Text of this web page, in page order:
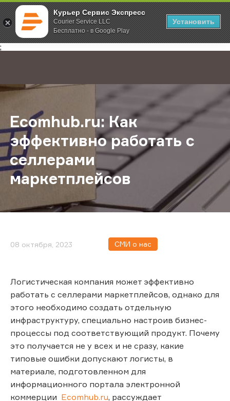
Курьер Сервис Экспресс
Courier Service LLC
Бесплатно - в Google Play
Установить
;
Главная О компании Новости Ecomhub.ru: Как эффективно
Ecomhub.ru: Как
эффективно работать с
селлерами
маркетплейсов
08 октября, 2023 СМИ о нас
Логистическая компания может эффективно
работать с селлерами маркетплейсов, однако для
этого необходимо создать отдельную
инфраструктуру, специально настроив бизнес-
процессы под соответствующий продукт. Почему
это получается не у всех и не сразу, какие
типовые ошибки допускают логисты, в
материале, подготовленном для
информационного портала электронной
коммерции Ecomhub.ru, рассуждает